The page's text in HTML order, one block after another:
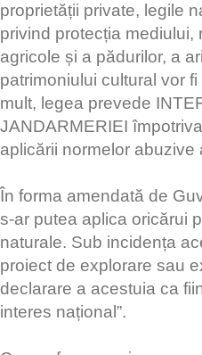
proprietății private, legile
privind protecția mediului,
agricole și a pădurilor, a
patrimoniului cultural vor
mult, legea prevede
JANDARMERIEI
aplicării normelor abuzive
În forma amendată de
s-ar putea aplica oricărui
naturale. Sub incidența
proiect de explorare sau
declarare a acestuia ca
interes național”.